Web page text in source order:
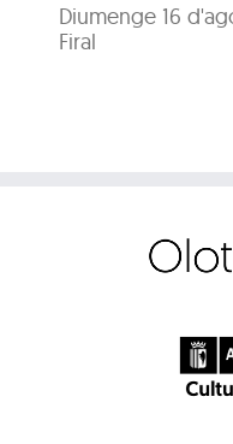
Diumenge 16
Firal